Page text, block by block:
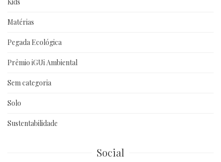
Matérias
Pegada Ecológica
Prêmio iGUi Ambiental
Sem categoria
Solo
Sustentabilidade
Social